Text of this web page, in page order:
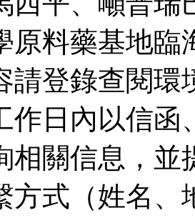
原料藥基地臨
請登錄查閱環
作日內以信函
相關信息，
方式（姓名、